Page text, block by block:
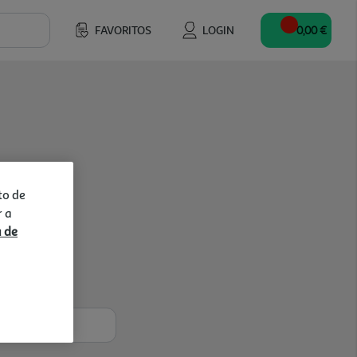
FAVORITOS LOGIN 0,00 €
de
a
de